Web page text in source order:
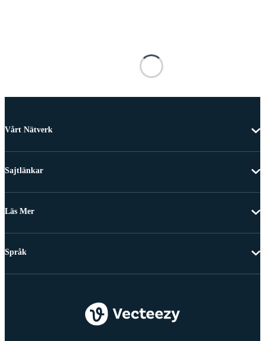
Vårt Nätverk
Sajtlänkar
Läs Mer
Språk